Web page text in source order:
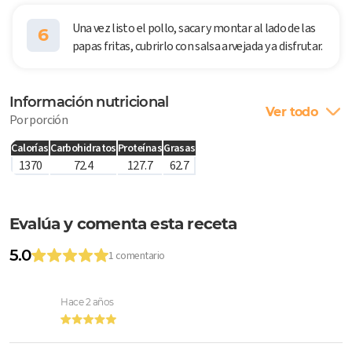
6
Una vez listo el pollo, sacar y montar al lado de las
papas fritas, cubrirlo con salsa arvejada y a disfrutar.
Información nutricional
Por porción Ver todo
Calorías Carbohidratos ProteínasGrasas
1370 72.4 127.7 62.7
Evalúa y comenta esta receta
5.0
1 comentario
Hace 2 años